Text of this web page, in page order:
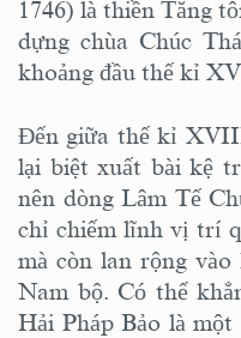
1746) là thiền Tăng
dựng chùa Chúc
khoảng đầu thế kỉ
Đến giữa thế kỉ
lại biệt xuất bài kệ
nên dòng Lâm Tế
chỉ chiếm lĩnh vị trí
mà còn lan rộng
Nam bộ. Có thể
Hải Pháp Bảo là